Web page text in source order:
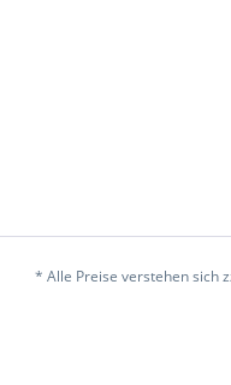
* Alle Preise verstehen sich